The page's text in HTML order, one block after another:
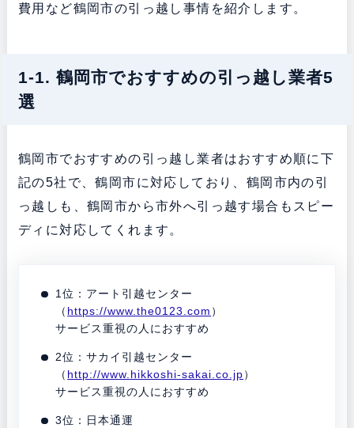
費用など鶴岡市の引っ越し事情を紹介します。
1-1. 鶴岡市でおすすめの引っ越し業者5
選
鶴岡市でおすすめの引っ越し業者はおすすめ順に下
記の5社で、鶴岡市に対応しており、鶴岡市内の引
っ越しも、鶴岡市から市外へ引っ越す場合もスピー
ディに対応してくれます。
1位：アート引越センター
（ https://www.the0123.com ）
サービス重視の人におすすめ
2位：サカイ引越センター
（ http://www.hikkoshi-sakai.co.jp）
サービス重視の人におすすめ
3位：日本通運